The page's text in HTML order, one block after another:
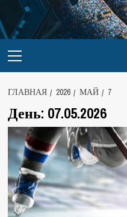
ГЛАВНАЯ 2026 МАЙ 7
День: 07.05.2026